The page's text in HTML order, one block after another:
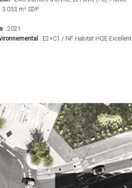
: 3 033 m² SDP
: 2021
: E2+C1 / NF Habitat HQE Excellent